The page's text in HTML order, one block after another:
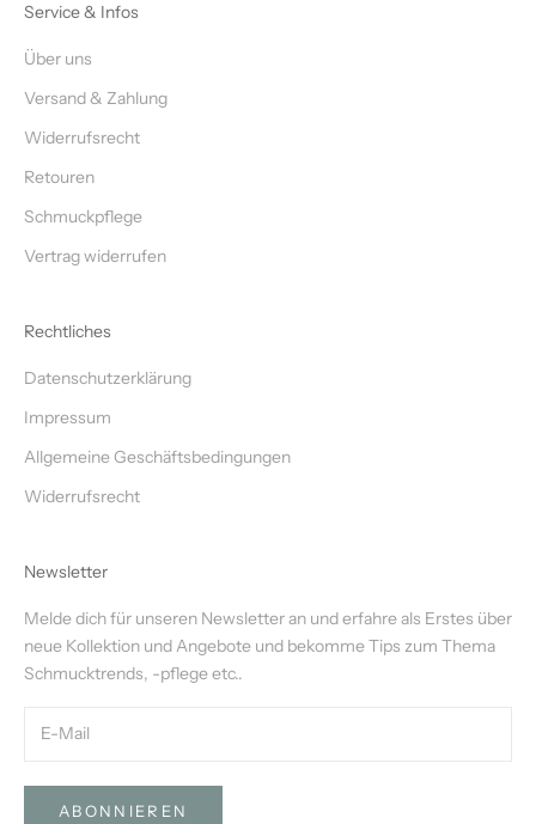
Service & Infos
Über uns
Versand & Zahlung
Widerrufsrecht
Retouren
Schmuckpflege
Vertrag widerrufen
Rechtliches
Datenschutzerklärung
Impressum
Allgemeine Geschäftsbedingungen
Widerrufsrecht
Newsletter
Melde dich für unseren Newsletter an und erfahre als Erstes über
neue Kollektion und Angebote und bekomme Tips zum Thema
Schmucktrends, -pflege etc..
ABONNIEREN